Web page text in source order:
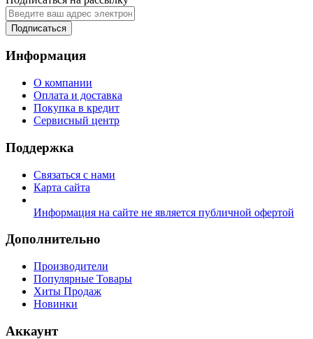
Подписаться
Информация
О компании
Оплата и доставка
Покупка в кредит
Сервисный центр
Поддержка
Связаться с нами
Карта сайта
Информация на сайте не является публичной офертой
Дополнительно
Производители
Популярные Товары
Хиты Продаж
Новинки
Аккаунт